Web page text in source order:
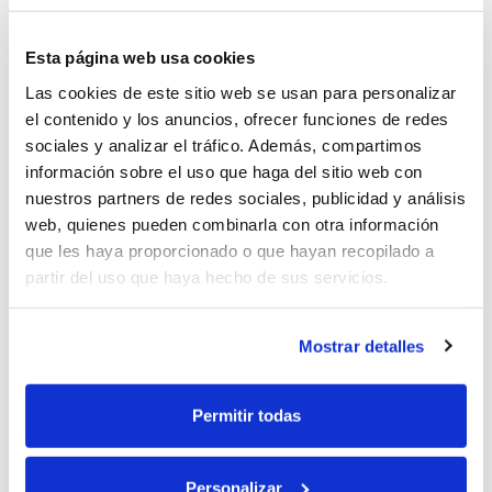
Esta página web usa cookies
Las cookies de este sitio web se usan para personalizar
el contenido y los anuncios, ofrecer funciones de redes
sociales y analizar el tráfico. Además, compartimos
información sobre el uso que haga del sitio web con
nuestros partners de redes sociales, publicidad y análisis
web, quienes pueden combinarla con otra información
que les haya proporcionado o que hayan recopilado a
partir del uso que haya hecho de sus servicios.
Mostrar detalles
Permitir todas
Personalizar
adecuada acreditación y actualización de los
Con esta apertura, reafirmamos nuestro
compromiso con el instalador compostelano,
apostando por un modelo de servicio basado en
la cercanía, la especialización técnica y la
disponibilidad inmediata de producto.
El punto de venta en Santiago se incorpora a los
cuatro que ya disponemos Galicia, en A Coruña,
Vigo, Ourense y Monforte de Lemos.
construcción, fontanería o
electricidad?
Solicita tu alta como cliente del Grupo
Saltoki.